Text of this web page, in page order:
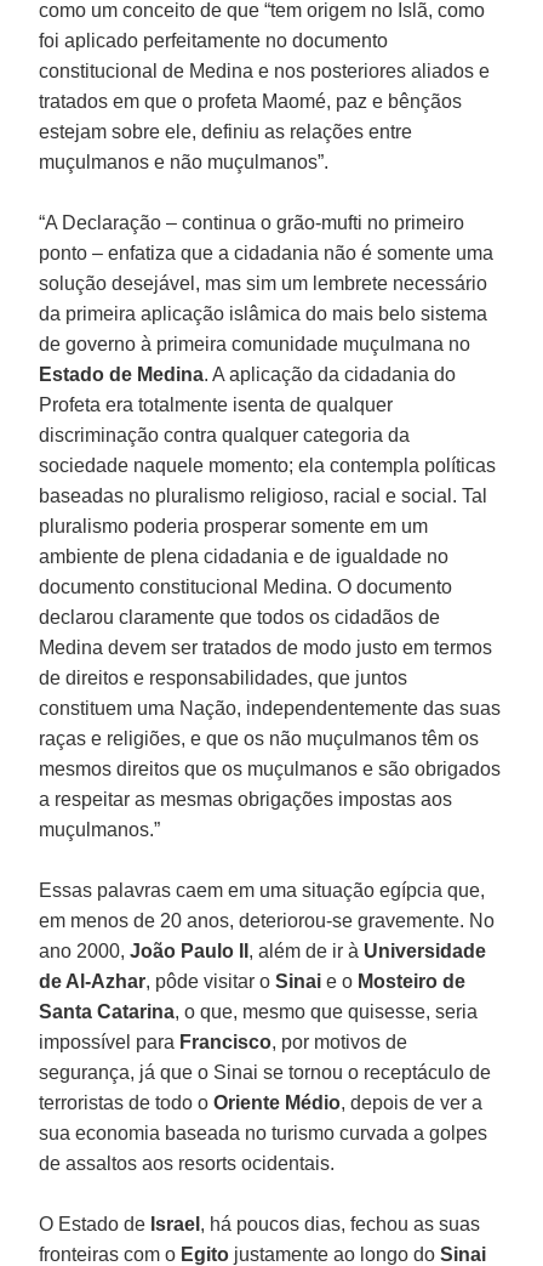
como um conceito de que “tem origem no Islã, como
foi aplicado perfeitamente no documento
constitucional de Medina e nos posteriores aliados e
tratados em que o profeta Maomé, paz e bênçãos
estejam sobre ele, definiu as relações entre
muçulmanos e não muçulmanos”.
“A Declaração – continua o grão-mufti no primeiro
ponto – enfatiza que a cidadania não é somente uma
solução desejável, mas sim um lembrete necessário
da primeira aplicação islâmica do mais belo sistema
de governo à primeira comunidade muçulmana no
Estado de Medina. A aplicação da cidadania do
Profeta era totalmente isenta de qualquer
discriminação contra qualquer categoria da
sociedade naquele momento; ela contempla políticas
baseadas no pluralismo religioso, racial e social. Tal
pluralismo poderia prosperar somente em um
ambiente de plena cidadania e de igualdade no
documento constitucional Medina. O documento
declarou claramente que todos os cidadãos de
Medina devem ser tratados de modo justo em termos
de direitos e responsabilidades, que juntos
constituem uma Nação, independentemente das suas
raças e religiões, e que os não muçulmanos têm os
mesmos direitos que os muçulmanos e são obrigados
a respeitar as mesmas obrigações impostas aos
muçulmanos.”
Essas palavras caem em uma situação egípcia que,
em menos de 20 anos, deteriorou-se gravemente. No
ano 2000,João Paulo II , além de ir à Universidade
de Al-Azhar, pôde visitar oSinai e o Mosteiro de
Santa Catarina, o que, mesmo que quisesse, seria
impossível para Francisco, por motivos de
segurança, já que o Sinai se tornou o receptáculo de
terroristas de todo oOriente Médio, depois de ver a
sua economia baseada no turismo curvada a golpes
de assaltos aos resorts ocidentais.
O Estado de Israel , há poucos dias, fechou as suas
fronteiras com o Egito justamente ao longo doSinai